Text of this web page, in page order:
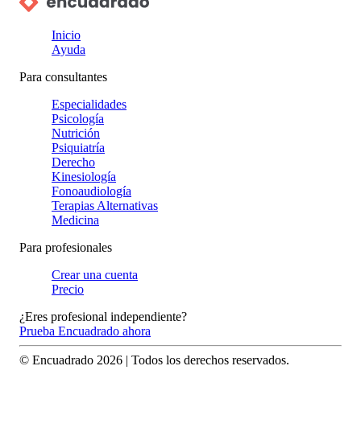
Inicio
Ayuda
Para consultantes
Especialidades
Psicología
Nutrición
Psiquiatría
Derecho
Kinesiología
Fonoaudiología
Terapias Alternativas
Medicina
Para profesionales
Crear una cuenta
Precio
¿Eres profesional independiente?
Prueba Encuadrado ahora
© Encuadrado 2026 | Todos los derechos reservados.